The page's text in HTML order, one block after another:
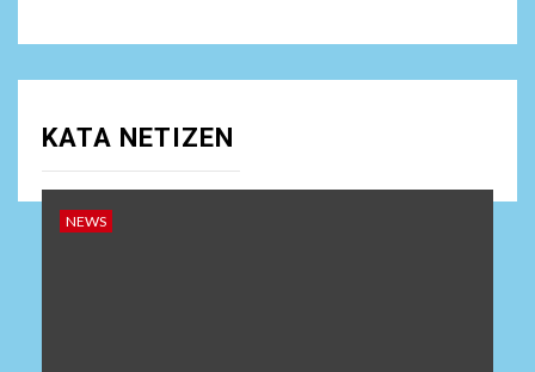
KATA NETIZEN
NEWS